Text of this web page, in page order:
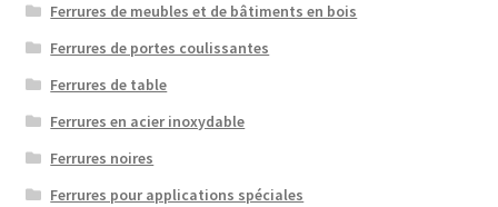
Ferrures de meubles et de bâtiments en bois
Ferrures de portes coulissantes
Ferrures de table
Ferrures en acier inoxydable
Ferrures noires
Ferrures pour applications spéciales